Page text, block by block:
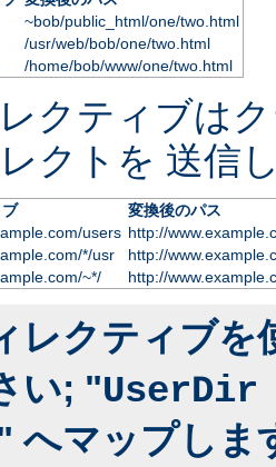
~bob/public_html/one/two.html
/usr/web/bob/one/two.html
/home/bob/www/one/two.html
クティブは
クトを 送信
変換後のパス
users http://
*/usr
http://
~*/
http://
レクティブを
い; "
へマップしま